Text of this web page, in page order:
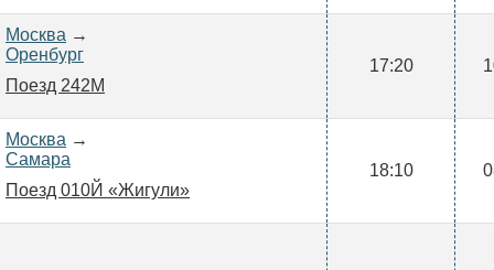
Москва →
Оренбург
Поезд 242М
17:20
Москва →
Самара
Поезд 010Й «Жигули»
18:10